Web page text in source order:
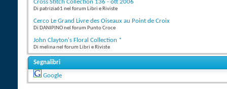
Cross Stitch Collection 136 - ott 2006
Di patrizia61 nel forum Libri e Riviste
Cerco Le Grand Livre des Oiseaux au Point de Croix
Di DANIPINO nel forum Punto Croce
John Clayton's Floral Collection *
Di melina nel forum Libri e Riviste
Segnalibri
Google